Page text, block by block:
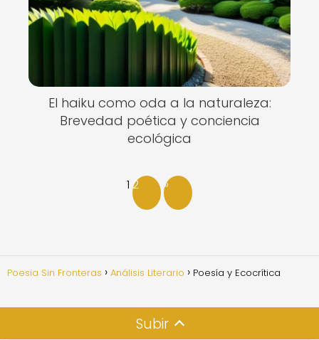
El haiku como oda a la naturaleza:
Brevedad poética y conciencia
ecológica
1 2 »
Poesia Sin Fronteras Análisis Literario Poesía y Ecocrítica
Subir